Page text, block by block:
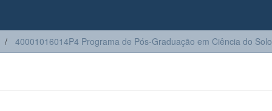
40001016014P4 Programa de Pós-Graduação em Ciência do Solo